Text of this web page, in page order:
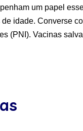
um papel
idade. Converse
(PNI). Vacinas